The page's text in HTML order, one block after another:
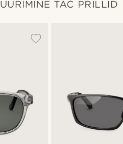
UURIMINE TAC PRILLID